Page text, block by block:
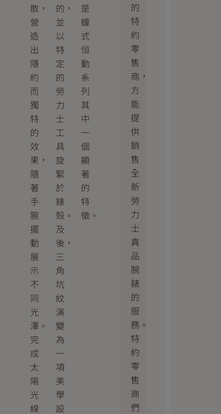
散，
營
造
出
隱
約
而
獨
特
的
效
果，
隨
著
手
腕
擺
動
展
示
不
同
光
澤。
完
成
太
陽
光
線
的，
並
以
特
定
的
勞
力
士
工
具
旋
緊
於
錶
殼。
及
後，
三
角
坑
紋
演
變
為
一
項
美
學
設
是
蠔
式
恒
動
系
列
其
中
一
個
顯
著
的
特
徵。
的
特
約
零
售
商，
方
能
提
供
銷
售
全
新
勞
力
士
真
品
腕
錶
的
服
務。
特
約
零
售
商
們